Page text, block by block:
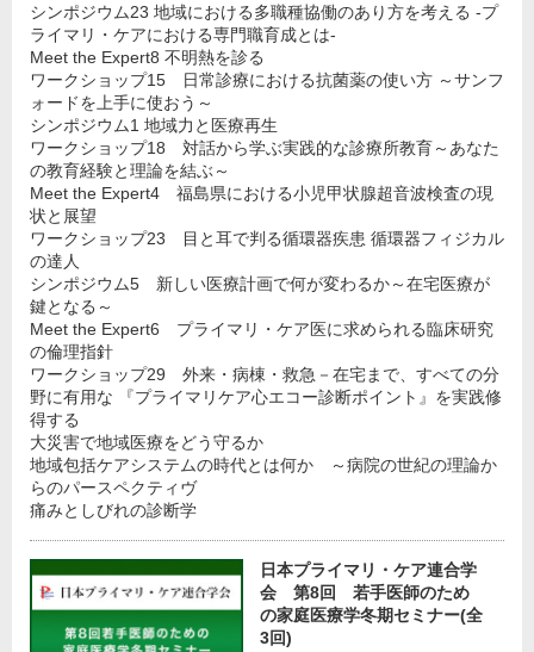
シンポジウム23 地域における多職種協働のあり方を考える -プ
ライマリ・ケアにおける専門職育成とは-
Meet the Expert8 不明熱を診る
ワークショップ15 日常診療における抗菌薬の使い方 ～サンフ
ォードを上手に使おう～
シンポジウム1 地域力と医療再生
ワークショップ18 対話から学ぶ実践的な診療所教育～あなた
の教育経験と理論を結ぶ～
Meet the Expert4 福島県における小児甲状腺超音波検査の現
状と展望
ワークショップ23 目と耳で判る循環器疾患 循環器フィジカル
の達人
シンポジウム5 新しい医療計画で何が変わるか～在宅医療が
鍵となる～
Meet the Expert6 プライマリ・ケア医に求められる臨床研究
の倫理指針
ワークショップ29 外来・病棟・救急－在宅まで、すべての分
野に有用な 『プライマリケア心エコー診断ポイント』を実践修
得する
大災害で地域医療をどう守るか
地域包括ケアシステムの時代とは何か ～病院の世紀の理論か
らのパースペクティヴ
痛みとしびれの診断学
日本プライマリ・ケア連合学
会 第8回 若手医師のため
の家庭医療学冬期セミナー(全
3回)